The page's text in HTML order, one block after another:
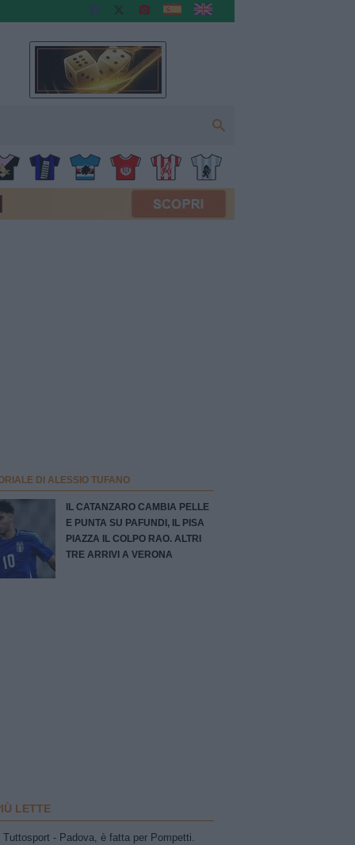
DI ALESSIO TUFANO
IL CATANZARO CAMBIA PELLE
E PUNTA SU PAFUNDI, IL PISA
PIAZZA IL COLPO RAO. ALTRI
TRE ARRIVI A VERONA
LETTE
Tuttosport - Padova, è fatta per Pompetti.